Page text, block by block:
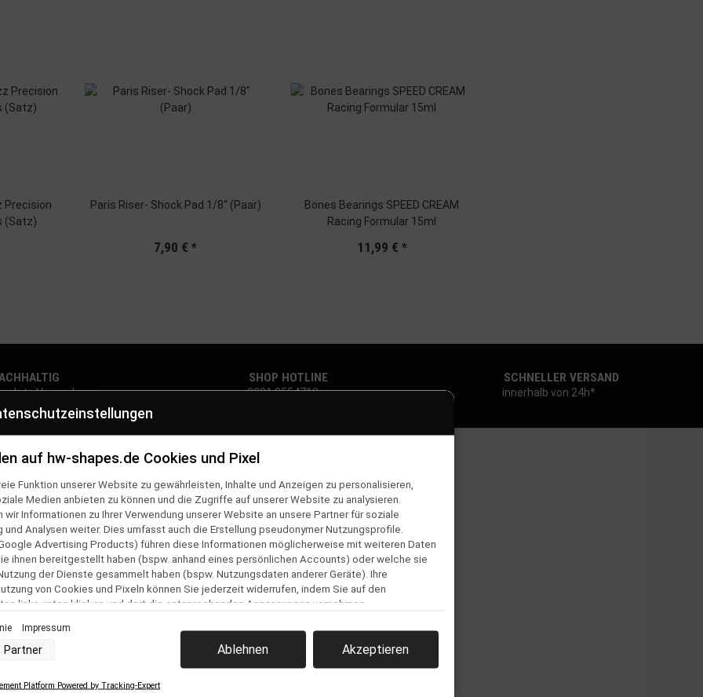
Precision
(Satz)
Paris Riser- Shock Pad 1/8" (Paar)
7,90 €*
Bones Bearings SPEED CREAM
Racing Formular 15ml
11,99 € *
Verpackung
SHOP HOTLINE
0381 2554710
SCHNELLER VERSAND
innerhalb von 24h*
Bestellung
Versand
&
Folge uns auf
auf hw-shapes.de Cookies und Pixel
Funktion unserer Website zu gewährleisten, Inhalte und Anzeigen zu personalisieren,
Medien anbieten zu können und die Zugriffe auf unserer Website zu analysieren.
Informationen zu Ihrer Verwendung unserer Website an unsere Partner für soziale
und Analysen weiter. Dies umfasst auch die Erstellung pseudonymer Nutzungsprofile.
Advertising Products) führen diese Informationen möglicherweise mit weiteren Daten
ihnen bereitgestellt haben (bspw. anhand eines persönlichen Accounts) oder welche sie
der Dienste gesammelt haben (bspw. Nutzungsdaten anderer Geräte). Ihre
von Cookies und Pixeln können Sie jederzeit widerrufen, indem Sie auf den
links unten klicken und dort die entsprechenden Anpassungen vornehmen.
durch unsere Partner:
Zugriff auf Informationen auf einem Endgerät
Daten zur Auswahl von Werbeanzeigen
für personalisierte Werbung
Profilen zur Auswahl personalisierter Werbung
Impressum
Partner Ablehnen Akzeptieren
Platform Powered by Tracking-Expert